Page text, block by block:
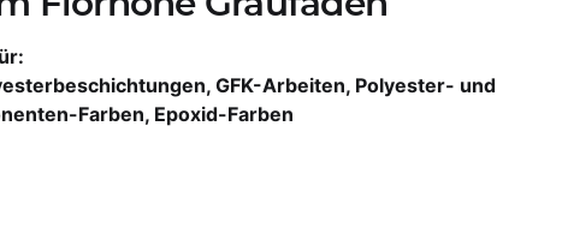
GFK-Arbeiten, Polyester- und
Farben, Epoxid-Farben